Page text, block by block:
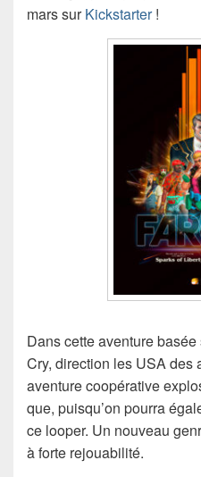
mars surKickstarter!
Dans cette aventure
Cry, direction les USA des
aventure coopérative
que, puisqu’on pourra
ce looper. Un nouveau
à forte rejouabilité.